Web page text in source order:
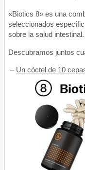
«Biotics 8» es una
seleccionados
sobre la salud intestinal.
Descubramos juntos
– Un cóctel de 10